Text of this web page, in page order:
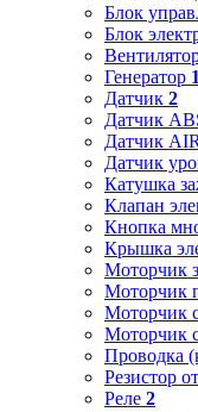
Блок
Блок
Генератор 1
Датчик 2
Датчик
Датчик
Датчик
Катушка
Клапан
Кнопка
Крышка
Моторчик
Моторчик
Моторчик
Моторчик
Проводка
Резистор
Реле 2